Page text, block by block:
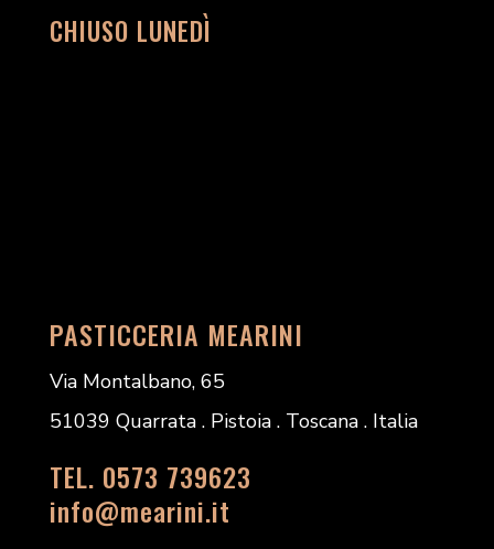
CHIUSO LUNEDÌ
PASTICCERIA MEARINI
Via Montalbano, 65
51039 Quarrata . Pistoia . Toscana . Italia
TEL. 0573 739623
info@mearini.it